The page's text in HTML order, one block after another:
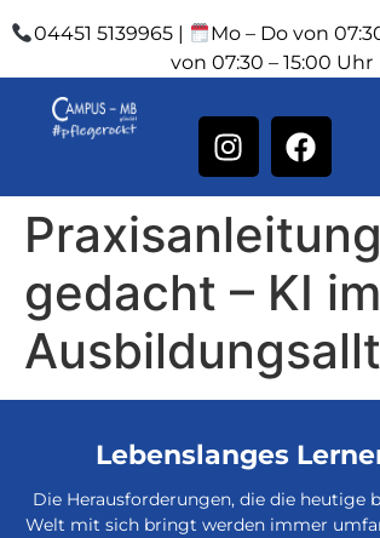
04451 5139965 |
Mo – Do von
von 07:30 – 15:00 Uhr
gedacht – KI im
Lebenslanges
Die Herausforderungen, die die heutige
Welt mit sich bringt werden immer